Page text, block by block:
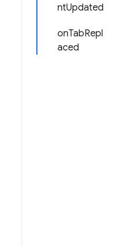
ntUpdated
onTabRepl
aced